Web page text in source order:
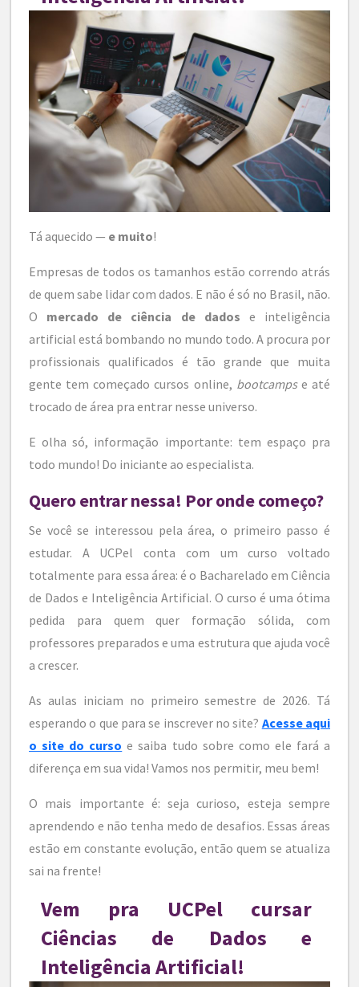
Tá aquecido — e muito!
Empresas de todos os tamanhos estão correndo atrás
de quem sabe lidar com dados. E não é só no Brasil, não.
O mercado de ciência de dados e inteligência
artificial está bombando no mundo todo. A procura por
profissionais qualificados é tão grande que muita
gente tem começado cursos online, bootcamps e até
trocado de área pra entrar nesse universo.
E olha só, informação importante: tem espaço pra
todo mundo! Do iniciante ao especialista.
Quero entrar nessa! Por onde começo?
Se você se interessou pela área, o primeiro passo é
estudar. A UCPel conta com um curso voltado
totalmente para essa área: é o Bacharelado em Ciência
de Dados e Inteligência Artificial. O curso é uma ótima
pedida para quem quer formação sólida, com
professores preparados e uma estrutura que ajuda você
a crescer.
As aulas iniciam no primeiro semestre de 2026. Tá
esperando o que para se inscrever no site? Acesse aqui
o site do curso e saiba tudo sobre como ele fará a
diferença em sua vida! Vamos nos permitir, meu bem!
O mais importante é: seja curioso, esteja sempre
aprendendo e não tenha medo de desafios. Essas áreas
estão em constante evolução, então quem se atualiza
sai na frente!
Vem pra UCPel cursar
Ciências de Dados e
Inteligência Artificial!